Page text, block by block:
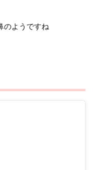
のようですね